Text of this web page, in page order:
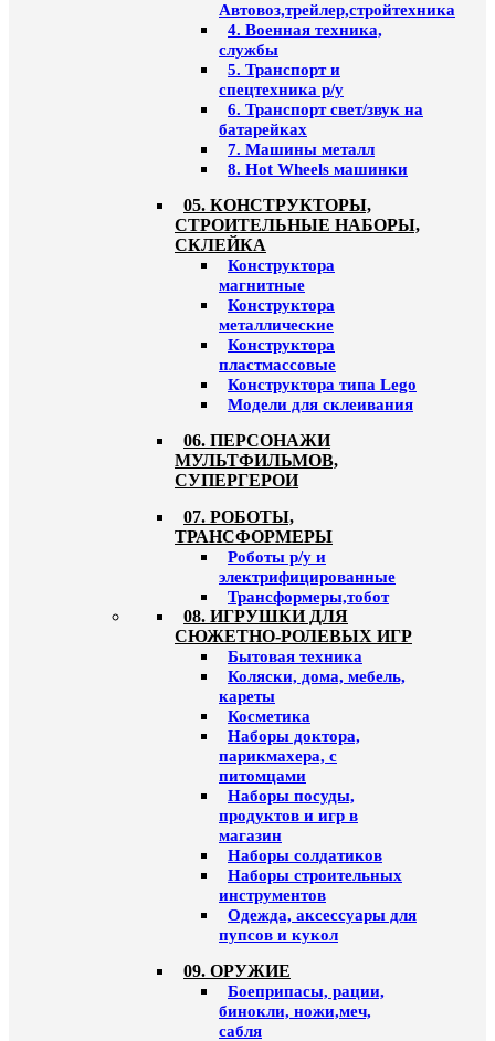
Автовоз,трейлер,стройтехника
4. Военная техника,
службы
5. Транспорт и
спецтехника р/у
6. Транспорт свет/звук на
батарейках
7. Машины металл
8. Hot Wheels машинки
05. КОНСТРУКТОРЫ,
СТРОИТЕЛЬНЫЕ НАБОРЫ,
СКЛЕЙКА
Конструктора
магнитные
Конструктора
металлические
Конструктора
пластмассовые
Конструктора типа Lego
Модели для склеивания
06. ПЕРСОНАЖИ
МУЛЬТФИЛЬМОВ,
СУПЕРГЕРОИ
07. РОБОТЫ,
ТРАНСФОРМЕРЫ
Роботы р/у и
электрифицированные
Трансформеры,тобот
08. ИГРУШКИ ДЛЯ
СЮЖЕТНО-РОЛЕВЫХ ИГР
Бытовая техника
Коляски, дома, мебель,
кареты
Косметика
Наборы доктора,
парикмахера, с
питомцами
Наборы посуды,
продуктов и игр в
магазин
Наборы солдатиков
Наборы строительных
инструментов
Одежда, аксессуары для
пупсов и кукол
09. ОРУЖИЕ
Боеприпасы, рации,
бинокли, ножи,меч,
сабля